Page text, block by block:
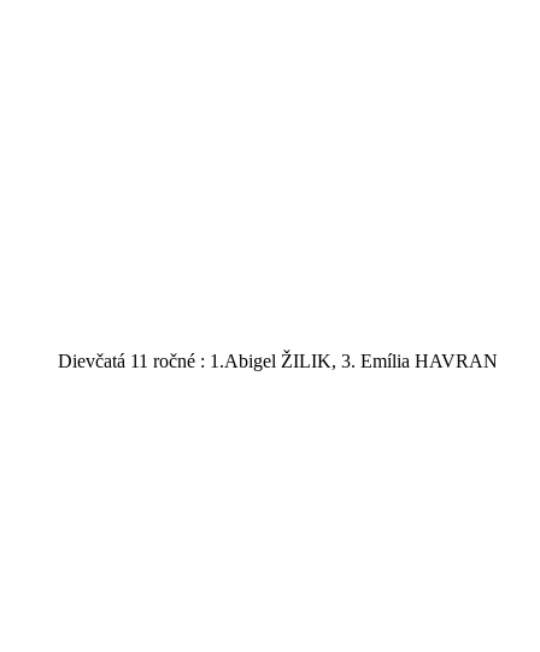
Dievčatá 11 ročné : 1.Abigel ŽILIK, 3. Emília HAVRAN